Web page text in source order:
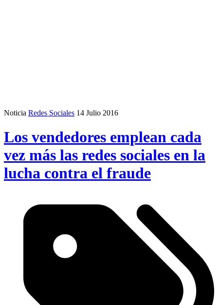
Noticia Redes Sociales 14 Julio 2016
Los vendedores emplean cada
vez más las redes sociales en la
lucha contra el fraude